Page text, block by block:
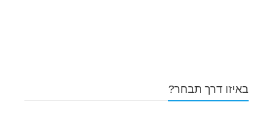
באיזו דרך תבחר?